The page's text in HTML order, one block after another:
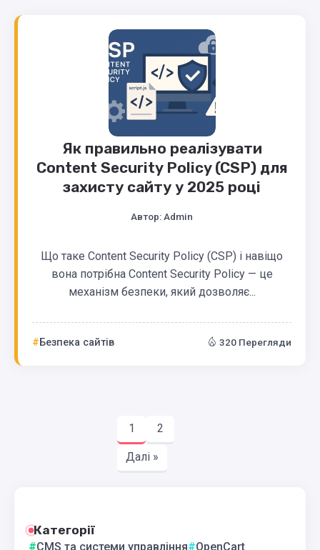
Як правильно реалізувати
Content Security Policy (CSP) для
захисту сайту у 2025 році
Автор: Admin
Що таке Content Security Policy (CSP) і навіщо
вона потрібна Content Security Policy — це
механізм безпеки, який дозволяє...
Безпека сайтів 320 Перегляди
1 2
Далі »
Категорії
CMS та системи управління
OpenCart